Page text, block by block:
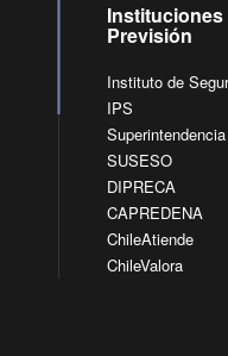
Previsión
Instituto de
IPS
SUSESO
DIPRECA
CAPREDENA
ChileAtiende
ChileValora